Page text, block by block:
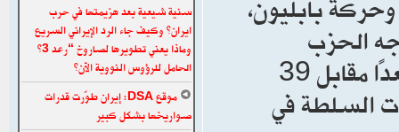
الحزب
الديمقراطي الكردستاني، إذ يملك التحالف 42 مقعدًا مقابل 39
السلطة في
سنية شيعية بعد هزيمتها في حرب
ايران؟ وكيف جاء الرد الإيراني السريع
وماذا يعني تطويرها لصاروخ “رعد 3”
الحامل للرؤوس النووية الآن؟
موقع DSA: إيران طوّرت قدرات
صواريخها بشكل كبير